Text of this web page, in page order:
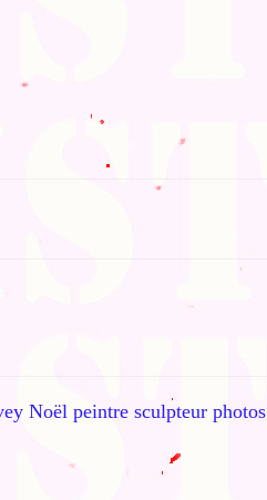
Noël peintre sculpteur photos